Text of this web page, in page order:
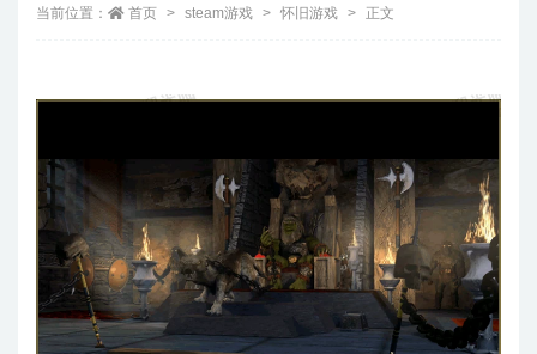
当前位置： 首页 steam游戏 怀旧游戏 正文